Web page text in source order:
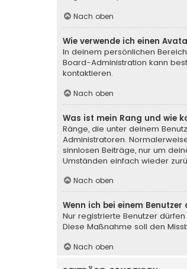
Nach oben
Wie verwende ich einen
In deinem persönlichen
Board-Administration kann
kontaktieren.
Nach oben
Was ist mein Rang und wie
Ränge, die unter deinem
Administratoren.
sinnlosen Beiträge, nur um
Umständen einfach wieder
Nach oben
Wenn ich bei einem
Nur registrierte Benutzer
Diese Maßnahme soll den
Nach oben